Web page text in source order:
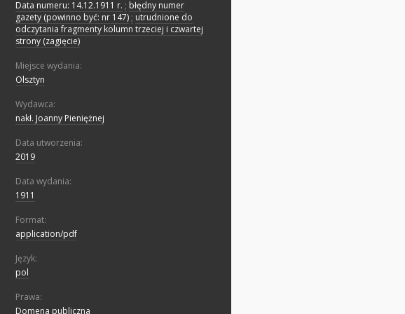
Data numeru: 14.12.1911 r. ; błędny numer
gazety (powinno być: nr 147) ; utrudnione do
odczytania fragmenty kolumn trzeciej i czwartej
strony (zagięcie)
Miejsce wydania:
Olsztyn
Wydawca:
nakł. Joanny Pieniężnej
Data utworzenia:
2019
Data wydania:
1911
Format:
application/pdf
Język:
pol
Prawa:
Domena publiczna